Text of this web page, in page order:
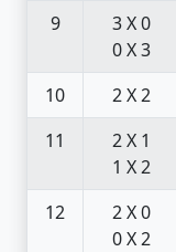
9
3 X 0
0 X 3
10 2 X 2
11
2 X 1
1 X 2
12
2 X 0
0 X 2